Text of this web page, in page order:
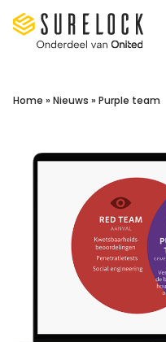
Surelock IT Security Services
Home » Nieuws » Purple team